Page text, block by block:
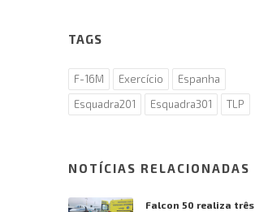
TAGS
F-16M Exercício
Espanha
Esquadra201
Esquadra301 TLP
NOTÍCIAS RELACIONADAS
Falcon 50 realiza três